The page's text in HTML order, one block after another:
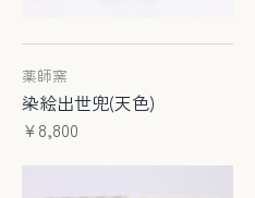
薬師窯
染絵出世兜(天色)
¥8,800